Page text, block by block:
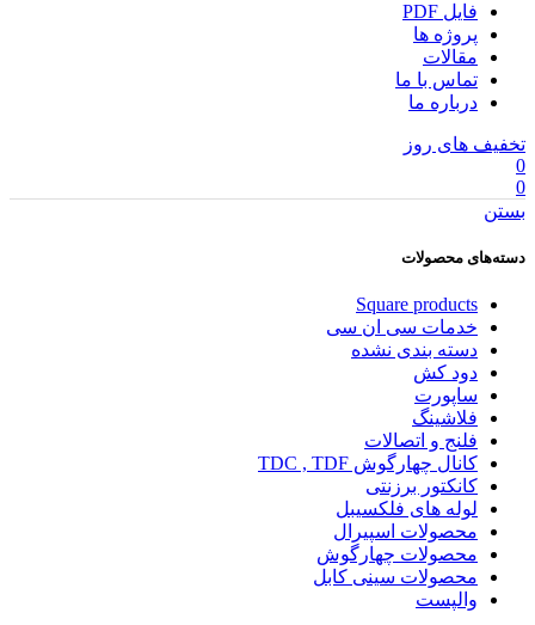
فایل PDF
پروژه ها
مقالات
تماس با ما
درباره ما
تخفیف های روز
0
0
بستن
دسته‌های محصولات
Square products
خدمات سی ان سی
دسته بندی نشده
دود کش
ساپورت
فلاشینگ
فلنج و اتصالات
کانال چهارگوش TDC , TDF
کانکتور برزنتی
لوله های فلکسیبل
محصولات اسپیرال
محصولات چهارگوش
محصولات سینی کابل
والپست